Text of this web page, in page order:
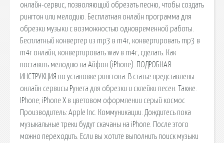
онлайн-сервис, позволяющий обрезать песню, чтобы создать
рингтон или мелодию. Бесплатная онлайн программа для
обрезки музыки с возможностью одновременной работы.
Бесплатный конвертер из mp3 в m4r, конвертировать mp3 в
m4r онлайн, конвертировать wav в m4r, сделать. Как
поставить мелодию на Айфон (iPhone). ПОДРОБНАЯ
ИНСТРУКЦИЯ по установке рингтона. В статье представлены
онлайн сервисы Рунета для обрезки и склейки песен. Также.
IPhone; iPhone X в цветовом оформлении серый космос
Производитель: Apple Inc. Коммуникации. Дождитесь пока
музыкальные треки будут скачаны на iPhone. После этого
можно переходить. Если вы хотите выполнить поиск музыки